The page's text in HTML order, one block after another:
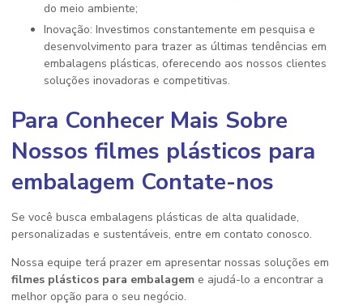
do meio ambiente;
Inovação: Investimos constantemente em pesquisa e
desenvolvimento para trazer as últimas tendências em
embalagens plásticas, oferecendo aos nossos clientes
soluções inovadoras e competitivas.
Para Conhecer Mais Sobre
Nossos filmes plásticos para
embalagem Contate-nos
Se você busca embalagens plásticas de alta qualidade,
personalizadas e sustentáveis, entre em contato conosco.
Nossa equipe terá prazer em apresentar nossas soluções em
filmes plásticos para embalagem e ajudá-lo a encontrar a
melhor opção para o seu negócio.